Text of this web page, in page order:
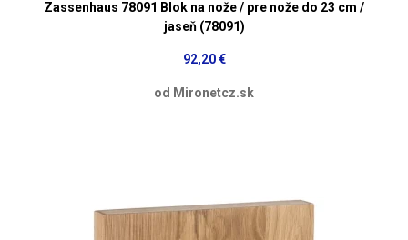
Zassenhaus 78091 Blok na nože / pre nože do 23 cm /
jaseň (78091)
92,20 €
od Mironetcz.sk